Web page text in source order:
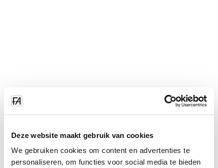
Deze website maakt gebruik van cookies
We gebruiken cookies om content en advertenties te
personaliseren, om functies voor social media te bieden